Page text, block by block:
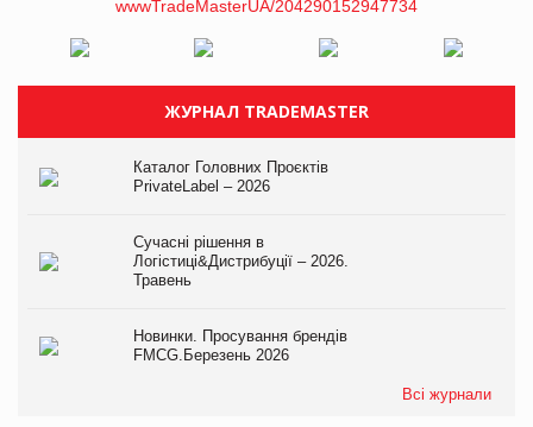
ЖУРНАЛ TRADEMASTER
Каталог Головних Проєктів
PrivateLabel – 2026
Сучасні рішення в
Логістиці&Дистрибуції – 2026.
Травень
Новинки. Просування брендів
FMCG.Березень 2026
Всі журнали